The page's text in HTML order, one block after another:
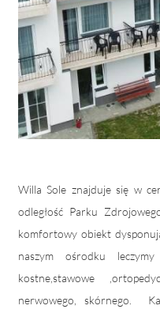
Willa Sole znajduje się w
odległość Parku
komfortowy obiekt
naszym ośrodku l
kostne,stawowe
nerwowego, skórnego.